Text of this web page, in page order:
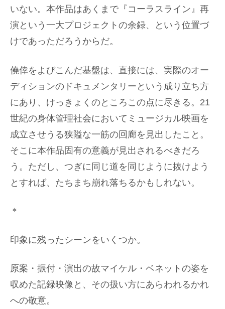
いない。本作品はあくまで『コーラスライン』再
演という一大プロジェクトの余録、という位置づ
けであっただろうからだ。
僥倖をよびこんだ基盤は、直接には、実際のオー
ディションのドキュメンタリーという成り立ち方
にあり、けっきょくのところこの点に尽きる。21
世紀の身体管理社会においてミュージカル映画を
成立させうる狭隘な一筋の回廊を見出したこと。
そこに本作品固有の意義が見出されるべきだろ
う。ただし、つぎに同じ道を同じように抜けよう
とすれば、たちまち崩れ落ちるかもしれない。
＊
印象に残ったシーンをいくつか。
原案・振付・演出の故マイケル・ベネットの姿を
収めた記録映像と、その扱い方にあらわれるかれ
への敬意。